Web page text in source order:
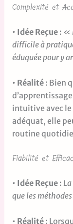
Complexité et
• Idée Reçue: «
difficile à
éduquée pour y
• Réalité: Bien
intuitive avec le
adéquat, elle
routine
Fiabilité et
• Idée Reçue:
que les
• Réalité: